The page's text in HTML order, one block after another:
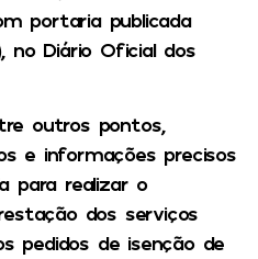
portaria publicada
Diário Oficial dos
outros pontos,
e informações precisos
para realizar o
dos serviços
pedidos de isenção de